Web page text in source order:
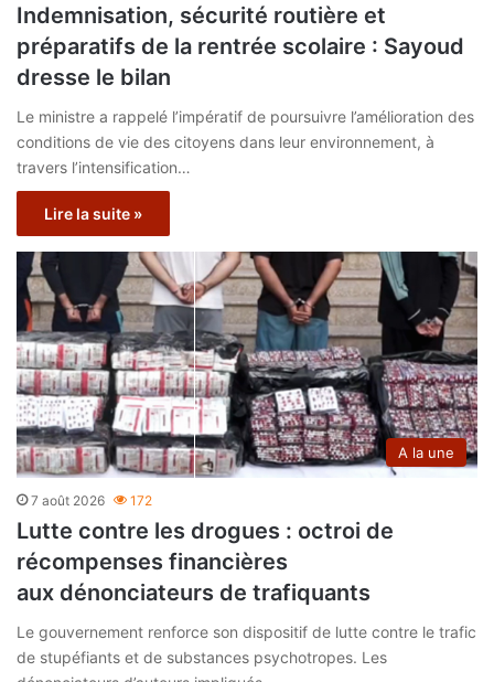
Indemnisation, sécurité routière et
préparatifs de la rentrée scolaire : Sayoud
dresse le bilan
Le ministre a rappelé l’impératif de poursuivre l’amélioration des
conditions de vie des citoyens dans leur environnement, à
travers l’intensification…
Lire la suite »
A la une
7 août 2026 172
Lutte contre les drogues : octroi de
récompenses financières
aux dénonciateurs de trafiquants
Le gouvernement renforce son dispositif de lutte contre le trafic
de stupéfiants et de substances psychotropes. Les